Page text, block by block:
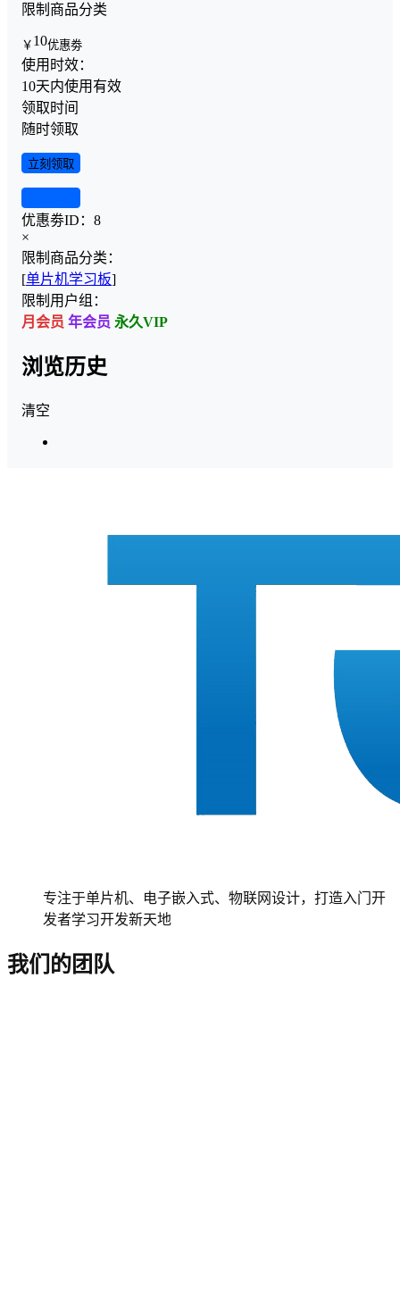
限制商品分类
￥ 10优惠劵
使用时效：
10天内使用有效
领取时间
随时领取
立刻领取
优惠劵ID： 8
×
限制商品分类：
[单片机学习板]
限制用户组：
月会员 年会员 永久VIP
浏览历史
清空
专注于单片机、电子嵌入式、物联网设计，打造入门开
发者学习开发新天地
我们的团队